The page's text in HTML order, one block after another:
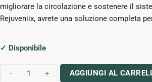
migliorare la circolazione e sostenere il
Rejuveniix, avrete una soluzione completa
✓ Disponibile
PACCHETTO ANTIOSSIDANTE NUTRIFII
AGGIUNGI AL